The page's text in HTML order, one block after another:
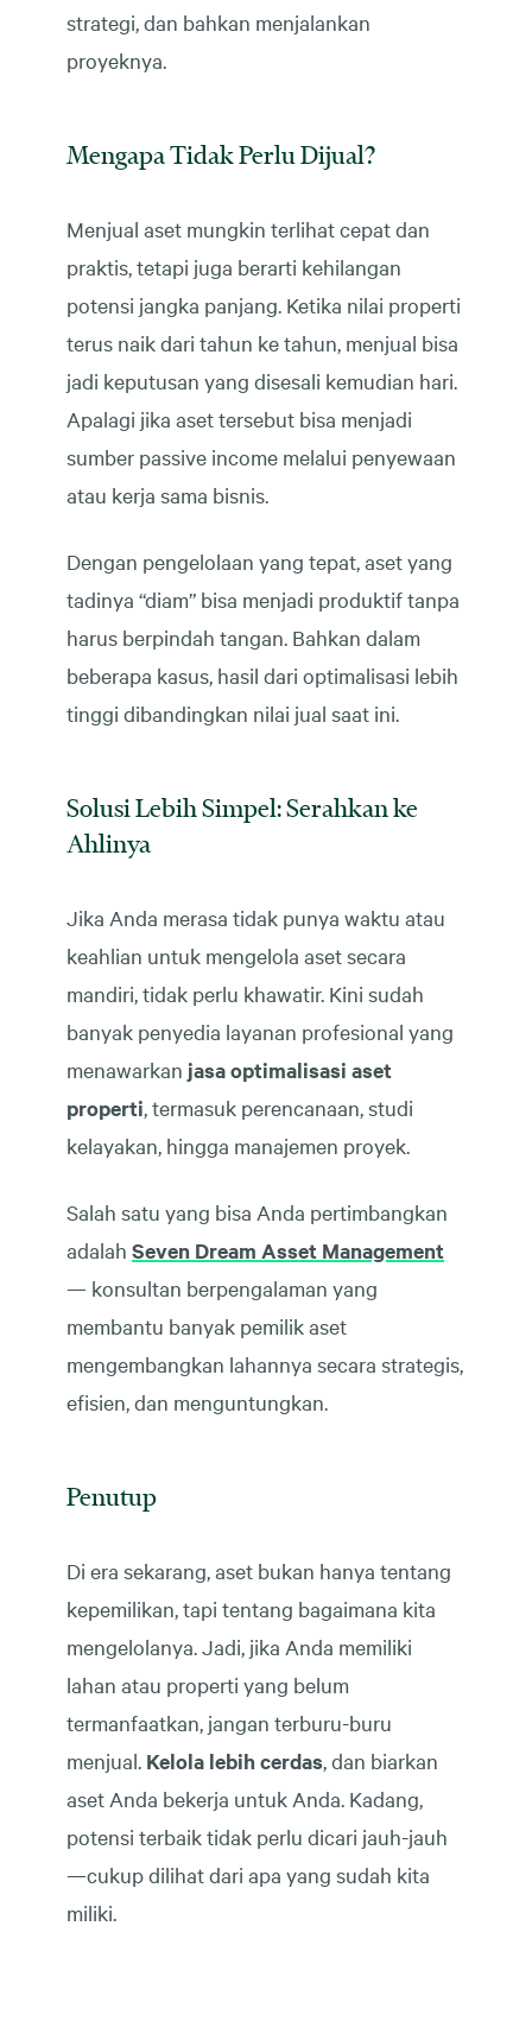
strategi, dan bahkan menjalankan
proyeknya.
Mengapa Tidak Perlu Dijual?
Menjual aset mungkin terlihat cepat dan
praktis, tetapi juga berarti kehilangan
potensi jangka panjang. Ketika nilai properti
terus naik dari tahun ke tahun, menjual bisa
jadi keputusan yang disesali kemudian hari.
Apalagi jika aset tersebut bisa menjadi
sumber passive income melalui penyewaan
atau kerja sama bisnis.
Dengan pengelolaan yang tepat, aset yang
tadinya “diam” bisa menjadi produktif tanpa
harus berpindah tangan. Bahkan dalam
beberapa kasus, hasil dari optimalisasi lebih
tinggi dibandingkan nilai jual saat ini.
Solusi Lebih Simpel: Serahkan ke
Ahlinya
Jika Anda merasa tidak punya waktu atau
keahlian untuk mengelola aset secara
mandiri, tidak perlu khawatir. Kini sudah
banyak penyedia layanan profesional yang
menawarkan jasa optimalisasi aset
properti, termasuk perencanaan, studi
kelayakan, hingga manajemen proyek.
Salah satu yang bisa Anda pertimbangkan
adalah Seven Dream Asset Management
— konsultan berpengalaman yang
membantu banyak pemilik aset
mengembangkan lahannya secara strategis,
efisien, dan menguntungkan.
Penutup
Di era sekarang, aset bukan hanya tentang
kepemilikan, tapi tentang bagaimana kita
mengelolanya. Jadi, jika Anda memiliki
lahan atau properti yang belum
termanfaatkan, jangan terburu-buru
menjual. Kelola lebih cerdas, dan biarkan
aset Anda bekerja untuk Anda. Kadang,
potensi terbaik tidak perlu dicari jauh-jauh
—cukup dilihat dari apa yang sudah kita
miliki.